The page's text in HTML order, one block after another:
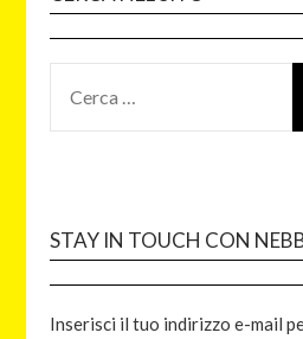
STAY IN TOUCH CON
Inserisci il tuo indirizzo e-mail